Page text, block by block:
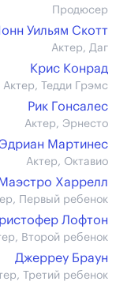
Продюсер
Уильям Скотт
Актер, Даг
Крис Конрад
Актер, Тедди Грэмс
Рик Гонсалес
Актер, Эрнесто
Мартинес
Актер, Октавио
Маэстро Харрелл
Первый ребенок
Лофтон
Второй ребенок
Джерреу Браун
Третий ребенок